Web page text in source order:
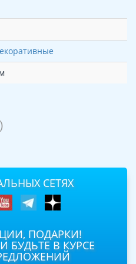
СЕТЯХ
ПОДАРКИ!
В КУРСЕ